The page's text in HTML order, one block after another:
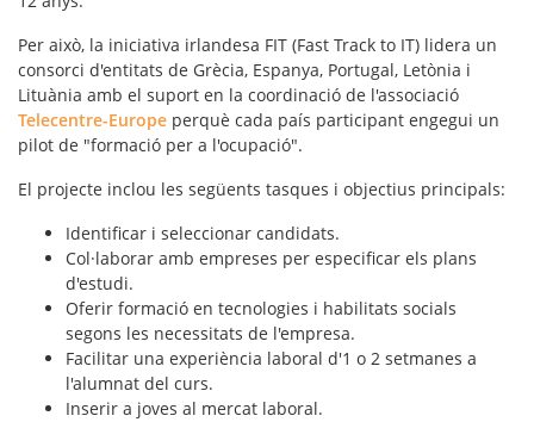
Per això, la iniciativa irlandesa FIT (Fast Track to IT) lidera un
consorci d'entitats de Grècia, Espanya, Portugal, Letònia i
Lituània amb el suport en la coordinació de l'associació
Telecentre-Europe perquè cada país participant engegui un
pilot de "formació per a l'ocupació".
El projecte inclou les següents tasques i objectius principals:
Identificar i seleccionar candidats.
Col·laborar amb empreses per especificar els plans
d'estudi.
Oferir formació en tecnologies i habilitats socials
segons les necessitats de l'empresa.
Facilitar una experiència laboral d'1 o 2 setmanes a
l'alumnat del curs.
Inserir a joves al mercat laboral.